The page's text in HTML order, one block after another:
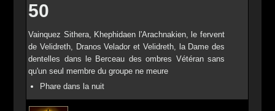
50
Vainquez Sithera, Khephidaen l'Arachnakien, le fervent
de Velidreth, Dranos Velador et Velidreth, la Dame des
dentelles dans le Berceau des ombres Vétéran sans
qu'un seul membre du groupe ne meure
Phare dans la nuit